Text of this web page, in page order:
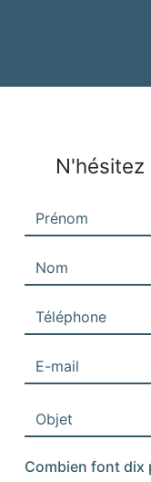
Combien font dix